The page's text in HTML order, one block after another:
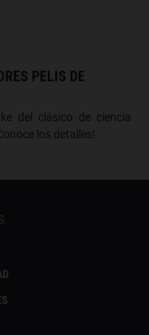
PELIS DE
del clásico de ciencia
los detalles!